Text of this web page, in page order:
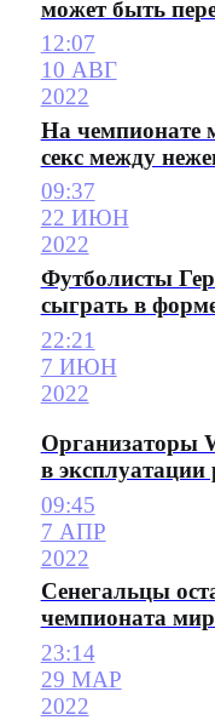
может быть
12:07
10 АВГ
2022
На чемпионате
секс между
09:37
22 ИЮН
2022
Футболисты
сыграть в
22:21
7 ИЮН
2022
Организаторы
в эксплуатации
09:45
7 АПР
2022
Сенегальцы
чемпионата
23:14
29 МАР
2022